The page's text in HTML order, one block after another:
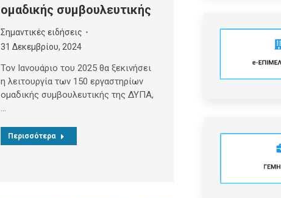
ομαδικής συμβουλευτικής
Σημαντικές ειδήσεις
31 Δεκεμβρίου, 2024
Τον Ιανουάριο του 2025 θα ξεκινήσει
η λειτουργία των 150 εργαστηρίων
ομαδικής συμβουλευτικής της ΔΥΠΑ,
…
Περισσότερα